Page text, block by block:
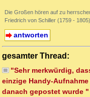
Die Großen hören auf zu
Friedrich von Schiller (1759 - 1805)
antworten
gesamter Thread:
"Sehr merkwürdig,
einzige Handy-
danach gepostet wurde "